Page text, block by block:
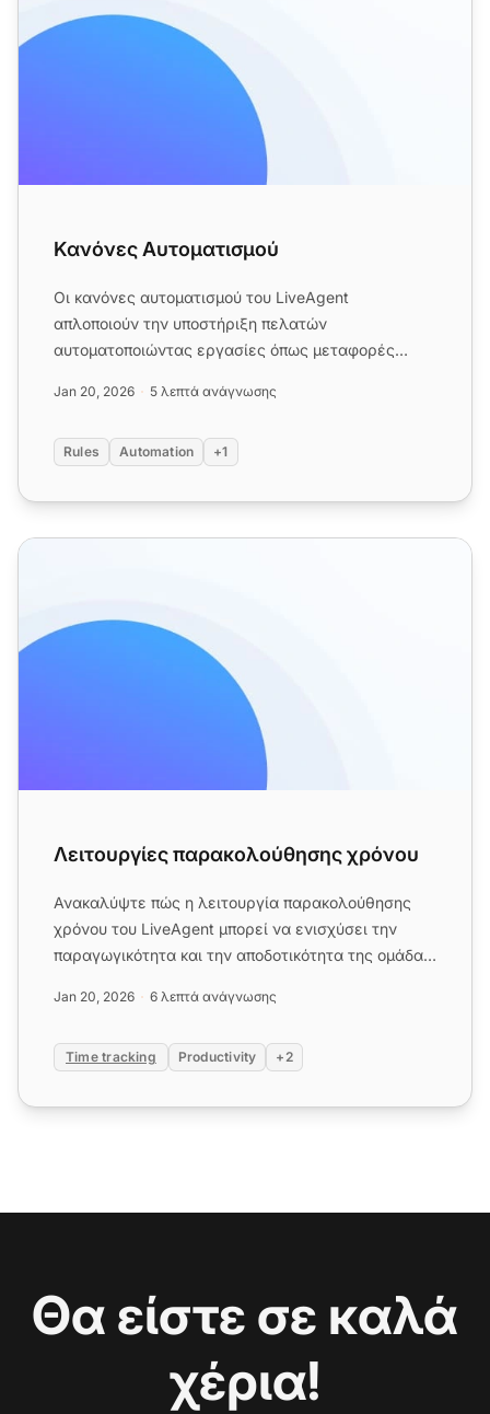
Κανόνες Αυτοματισμού
Οι κανόνες αυτοματισμού του LiveAgent
απλοποιούν την υποστήριξη πελατών
αυτοματοποιώντας εργασίες όπως μεταφορές
Jan 20, 2026 5 λεπτά ανάγνωσης
Rules Automation +1
Λειτουργίες παρακολούθησης χρόνου
Λειτουργίες παρακολούθησης χρόνου
Ανακαλύψτε πώς η λειτουργία παρακολούθησης
χρόνου του LiveAgent μπορεί να ενισχύσει την
παραγωγικότητα και την αποδοτικότητα της ομάδας
Jan 20, 2026 6 λεπτά ανάγνωσης
Time tracking Productivity +2
Θα είστε σε καλά
χέρια!